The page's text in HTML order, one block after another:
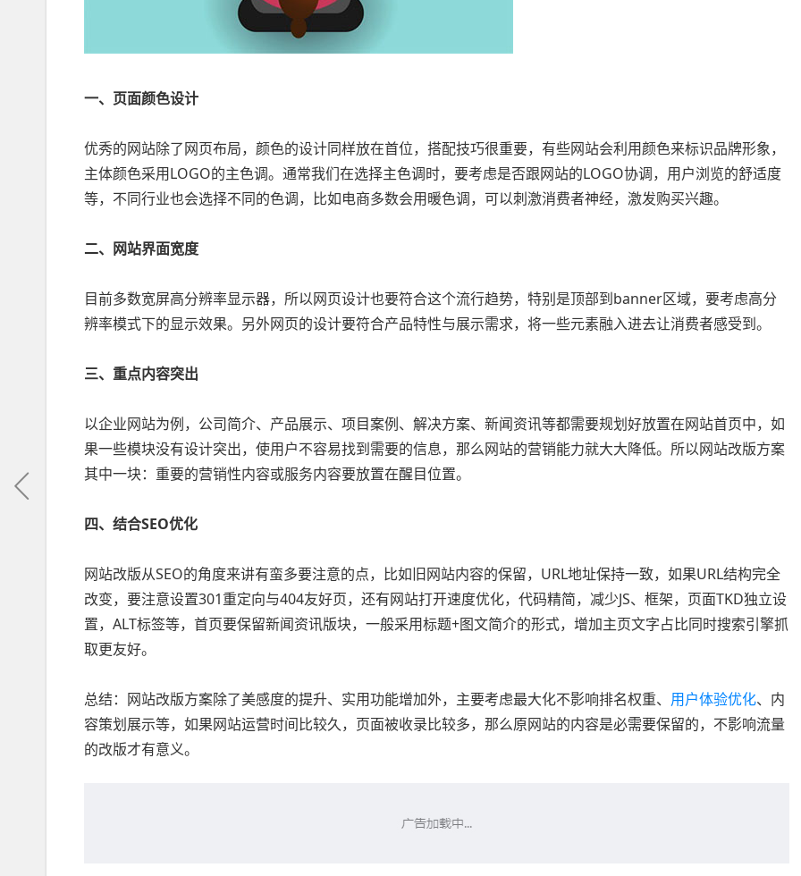
一、页面颜色设计
优秀的网站除了网页布局，颜色的设计同样放在首位，搭配技巧很重要，有些网站会利用颜色来标识品牌形象，
主体颜色采用LOGO的主色调。通常我们在选择主色调时，要考虑是否跟网站的LOGO协调，用户浏览的舒适度
等，不同行业也会选择不同的色调，比如电商多数会用暖色调，可以刺激消费者神经，激发购买兴趣。
二、网站界面宽度
目前多数宽屏高分辨率显示器，所以网页设计也要符合这个流行趋势，特别是顶部到banner区域，要考虑高分
辨率模式下的显示效果。另外网页的设计要符合产品特性与展示需求，将一些元素融入进去让消费者感受到。
三、重点内容突出
以企业网站为例，公司简介、产品展示、项目案例、解决方案、新闻资讯等都需要规划好放置在网站首页中，如
果一些模块没有设计突出，使用户不容易找到需要的信息，那么网站的营销能力就大大降低。所以网站改版方案
其中一块：重要的营销性内容或服务内容要放置在醒目位置。
四、结合SEO优化
网站改版从SEO的角度来讲有蛮多要注意的点，比如旧网站内容的保留，URL地址保持一致，如果URL结构完全
改变，要注意设置301重定向与404友好页，还有网站打开速度优化，代码精简，减少JS、框架，页面TKD独立设
置，ALT标签等，首页要保留新闻资讯版块，一般采用标题+图文简介的形式，增加主页文字占比同时搜索引擎抓
取更友好。
总结：网站改版方案除了美感度的提升、实用功能增加外，主要考虑最大化不影响排名权重、 用户体验优化、内
容策划展示等，如果网站运营时间比较久，页面被收录比较多，那么原网站的内容是必需要保留的，不影响流量
的改版才有意义。